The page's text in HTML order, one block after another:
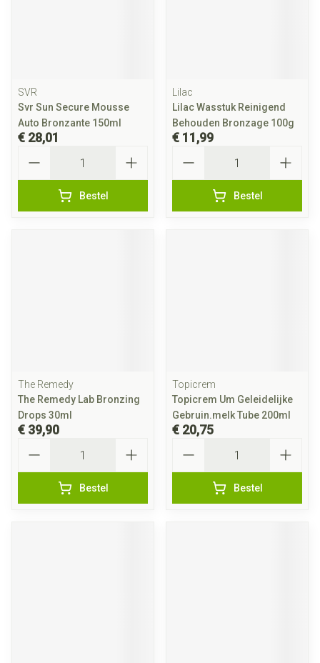
SVR
Svr Sun Secure Mousse
Auto Bronzante 150ml
€ 28,01
Bestel
Lilac
Lilac Wasstuk Reinigend
Behouden Bronzage 100g
€ 11,99
Bestel
The Remedy
The Remedy Lab Bronzing
Drops 30ml
€ 39,90
Bestel
Topicrem
Topicrem Um Geleidelijke
Gebruin.melk Tube 200ml
€ 20,75
Bestel